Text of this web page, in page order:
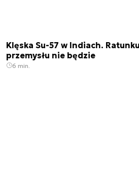
Klęska Su-57 w Indiach.
przemysłu nie będzie
6 min.